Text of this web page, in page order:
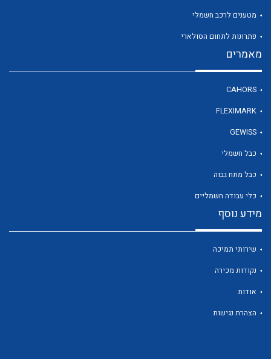
מטענים לרכב חשמלי
פתרונות לתחום הסולארי
מאמרים
CAHORS
FLEXIMARK
GEWISS
כבל חשמלי
כבל מתח גבוה
כלי עבודה חשמליים
מידע נוסף
שירותי תמיכה
נקודות מכירה
אודות
הצהרת נגישות